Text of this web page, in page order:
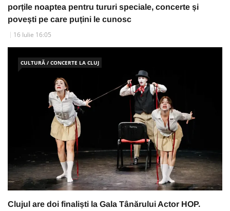
porțile noaptea pentru tururi speciale, concerte și
povești pe care puțini le cunosc
16 Iulie 16:05
CULTURĂ / CONCERTE LA CLUJ
Clujul are doi finaliști la Gala Tânărului Actor HOP.